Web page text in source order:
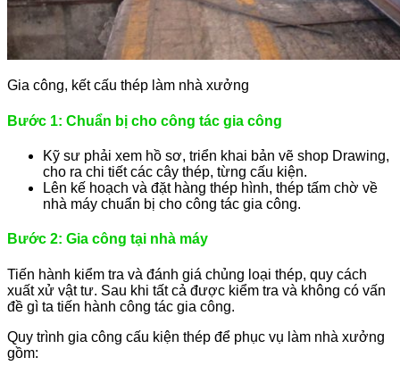
Gia công, kết cấu thép làm nhà xưởng
Bước 1: Chuẩn bị cho công tác gia công
Kỹ sư phải xem hồ sơ, triển khai bản vẽ shop Drawing,
cho ra chi tiết các cây thép, từng cấu kiện.
Lên kế hoạch và đặt hàng thép hình, thép tấm chờ về
nhà máy chuẩn bị cho công tác gia công.
Bước 2: Gia công tại nhà máy
Tiến hành kiểm tra và đánh giá chủng loại thép, quy cách
xuất xử vật tư. Sau khi tất cả được kiểm tra và không có vấn
đề gì ta tiến hành công tác gia công.
Quy trình gia công cấu kiện thép để phục vụ làm nhà xưởng
gồm: